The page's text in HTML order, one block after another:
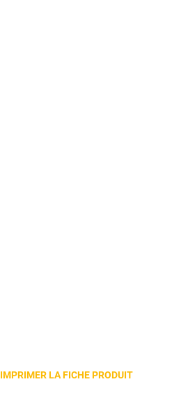
IMPRIMER LA FICHE PRODUIT